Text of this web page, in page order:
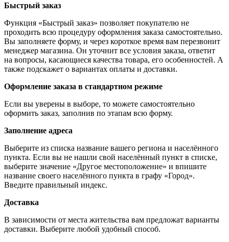
Быстрый заказ
Функция «Быстрый заказ» позволяет покупателю не
проходить всю процедуру оформления заказа самостоятельно.
Вы заполняете форму, и через короткое время вам перезвонит
менеджер магазина. Он уточнит все условия заказа, ответит
на вопросы, касающиеся качества товара, его особенностей. А
также подскажет о вариантах оплаты и доставки.
Оформление заказа в стандартном режиме
Если вы уверены в выборе, то можете самостоятельно
оформить заказ, заполнив по этапам всю форму.
Заполнение адреса
Выберите из списка название вашего региона и населённого
пункта. Если вы не нашли свой населённый пункт в списке,
выберите значение «Другое местоположение» и впишите
название своего населённого пункта в графу «Город».
Введите правильный индекс.
Доставка
В зависимости от места жительства вам предложат варианты
доставки. Выберите любой удобный способ.